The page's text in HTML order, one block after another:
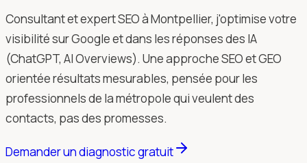
Consultant et expert SEO à Montpellier, j'optimise votre
visibilité sur Google et dans les réponses des IA
(ChatGPT, AI Overviews). Une approche SEO et GEO
orientée résultats mesurables, pensée pour les
professionnels de la métropole qui veulent des
contacts, pas des promesses.
Demander un diagnostic gratuit